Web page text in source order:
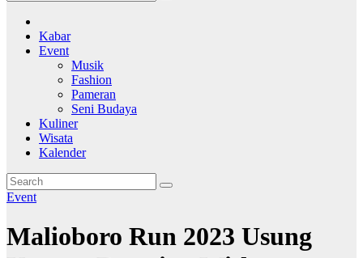
Kabar
Event
Musik
Fashion
Pameran
Seni Budaya
Kuliner
Wisata
Kalender
Event
Malioboro Run 2023 Usung